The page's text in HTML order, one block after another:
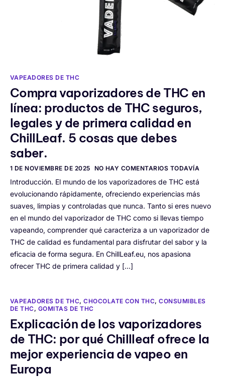
VAPEADORES DE THC
Compra vaporizadores de THC en
línea: productos de THC seguros,
legales y de primera calidad en
ChillLeaf. 5 cosas que debes
saber.
1 DE NOVIEMBRE DE 2025 NO HAY COMENTARIOS TODAVÍA
Introducción. El mundo de los vaporizadores de THC está
evolucionando rápidamente, ofreciendo experiencias más
suaves, limpias y controladas que nunca. Tanto si eres nuevo
en el mundo del vaporizador de THC como si llevas tiempo
vapeando, comprender qué caracteriza a un vaporizador de
THC de calidad es fundamental para disfrutar del sabor y la
eficacia de forma segura. En ChillLeaf.eu, nos apasiona
ofrecer THC de primera calidad y […]
VAPEADORES DE THC,CHOCOLATE CON THC,CONSUMIBLES
DE THC, GOMITAS DE THC
Explicación de los vaporizadores
de THC: por qué Chillleaf ofrece la
mejor experiencia de vapeo en
Europa